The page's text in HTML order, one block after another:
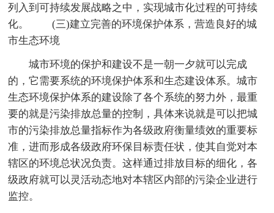
列入到可持续发展战略之中，实现城市化过程的可持续
化。 (三)建立完善的环境保护体系，营造良好的城
市生态环境
城市环境的保护和建设不是一朝一夕就可以完成
的，它需要系统的环境保护体系和生态建设体系。城市
生态环境保护体系的建设除了各个系统的努力外，最重
要的就是污染排放总量的控制，具体来说就是可以把城
市的污染排放总量指标作为各级政府衡量绩效的重要标
准，进而形成各级政府环保目标责任状，使其自觉对本
辖区的环境总状况负责。这样通过排放目标的细化，各
级政府就可以灵活动态地对本辖区内部的污染企业进行
监控。